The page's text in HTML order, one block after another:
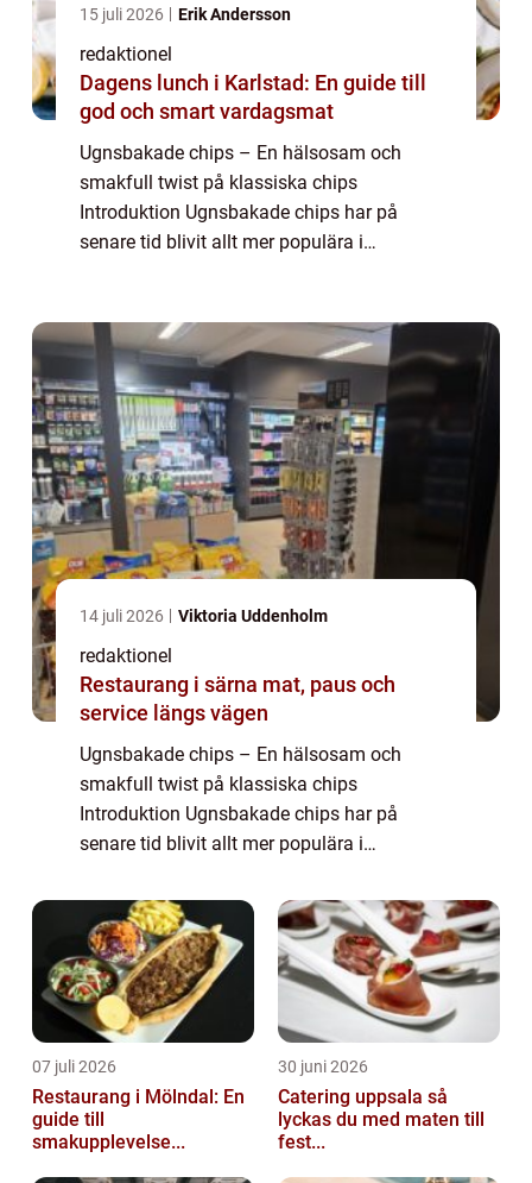
15 juli 2026 Erik Andersson
redaktionel
Dagens lunch i Karlstad: En guide till
god och smart vardagsmat
Ugnsbakade chips – En hälsosam och
smakfull twist på klassiska chips
Introduktion Ugnsbakade chips har på
senare tid blivit allt mer populära i
till traditionella chips som ä...
14 juli 2026 Viktoria Uddenholm
redaktionel
Restaurang i särna mat, paus och
service längs vägen
Ugnsbakade chips – En hälsosam och
smakfull twist på klassiska chips
Introduktion Ugnsbakade chips har på
senare tid blivit allt mer populära i
hälsosammare och smakfullare alternativ
till traditionella chips som ä...
07 juli 2026
Restaurang i Mölndal: En
guide till
smakupplevelse...
30 juni 2026
Catering uppsala så
lyckas du med maten till
fest...